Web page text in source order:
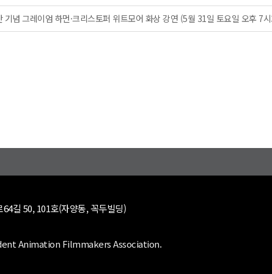
념 그레이엄 하먼·크리스토퍼 위트모어 화상 강연 (5월 31일 토요일 오후 7
길 50, 101호(자양동, 꼭두빌딩)
Animation Filmmakers Association.